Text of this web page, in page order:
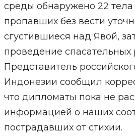
среды обнаружено 22
пропавших без вести
сгустившиеся над Явой,
проведение спасательных
Представитель
Индонезии сообщил
что дипломаты пока не
информацией о наших
пострадавших от стихии.